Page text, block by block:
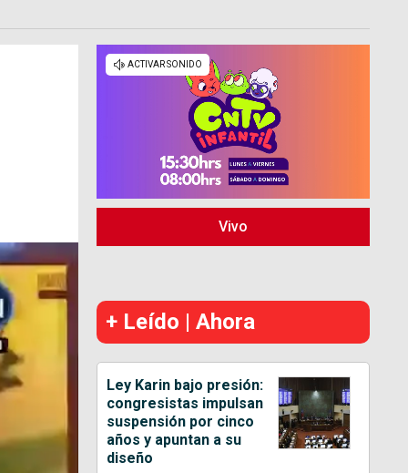
Vivo
+ Leído | Ahora
Ley Karin bajo presión:
congresistas impulsan
suspensión por cinco
años y apuntan a su
diseño